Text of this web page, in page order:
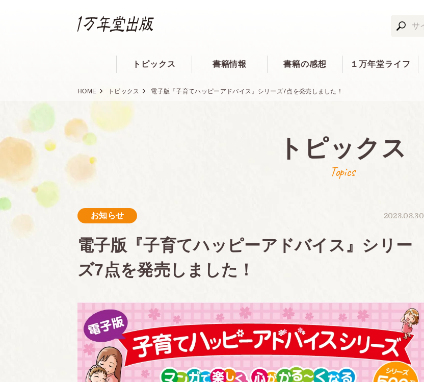
トピックス 書籍情報 書籍の感想 １万年堂ライフ
HOME トピックス 電子版『子育てハッピーアドバイス』シリーズ7点を発売しました！
トピックス
Topics
2023.03.30
お知らせ
電子版『子育てハッピーアドバイス』シリー
ズ7点を発売しました！